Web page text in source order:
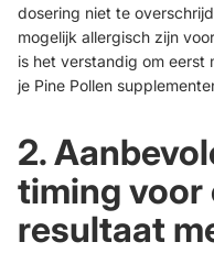
dosering niet te
mogelijk allergisch zijn
is het verstandig om eerst
je Pine Pollen
2.
timing voor
resultaat